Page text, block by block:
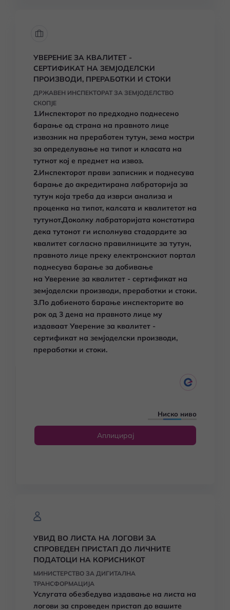
УВЕРЕНИЕ ЗА КВАЛИТЕТ -
СЕРТИФИКАТ НА ЗЕМЈОДЕЛСКИ
ПРОИЗВОДИ, ПРЕРАБОТКИ И СТОКИ
ДРЖАВЕН ИНСПЕКТОРАТ ЗА ЗЕМЈОДЕЛСТВО
СКОПЈЕ
1.Инспекторот по предходно поднесено
барање од страна на правното лице
извозник на преработен тутун, зема мостри
за определување на типот и класата на
тутнот кој е предмет на извоз.
2.Инспекторот прави записник и поднесува
барање до акредитирана лабраторија за
тутун која треба да изврси анализа и
проценка на типот, калсата и квалитетот на
тутунот.Доколку лабраторијата констатира
дека тутонот ги исполнува стадардите за
квалитет согласно правилниците за тутун,
правното лице преку електронскиот портал
поднесува барање за добивање
на Уверение за квалитет - сертификат на
земјоделски производи, преработки и стоки.
3.По добиеното барање инспекторите во
рок од 3 дена на правното лице му
издаваат Уверение за квалитет -
сертификат на земјоделски производи,
преработки и стоки.
Ниско ниво
Аплицирај
УВИД ВО ЛИСТА НА ЛОГОВИ ЗА
СПРОВЕДЕН ПРИСТАП ДО ЛИЧНИТЕ
ПОДАТОЦИ НА КОРИСНИКОТ
МИНИСТЕРСТВО ЗА ДИГИТАЛНА
ТРАНСФОРМАЦИЈА
Услугата обезбедува издавање на листа на
логови за спроведен пристап до вашите